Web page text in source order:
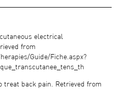
electrical
from
Guide/Fiche.aspx?
treat back pain. Retrieved from